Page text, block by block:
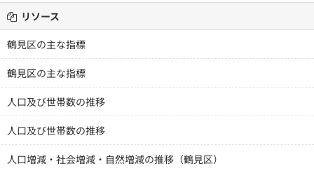
リソース
鶴見区の主な指標
鶴見区の主な指標
人口及び世帯数の推移
人口及び世帯数の推移
人口増減・社会増減・自然増減の推移（鶴見区）